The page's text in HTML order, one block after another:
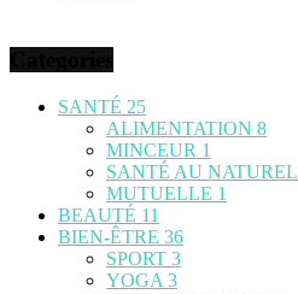
SANTÉ 25
ALIMENTATION 8
MINCEUR 1
SANTÉ AU NATUREL
MUTUELLE 1
BEAUTÉ 11
BIEN-ÊTRE 36
SPORT 3
YOGA 3